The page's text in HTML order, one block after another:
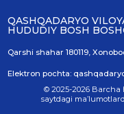
QASHQADARYO
HUDUDIY BOSH
Qarshi shahar 180119,
Elektron pochta:
© 2025-2026
saytdagi